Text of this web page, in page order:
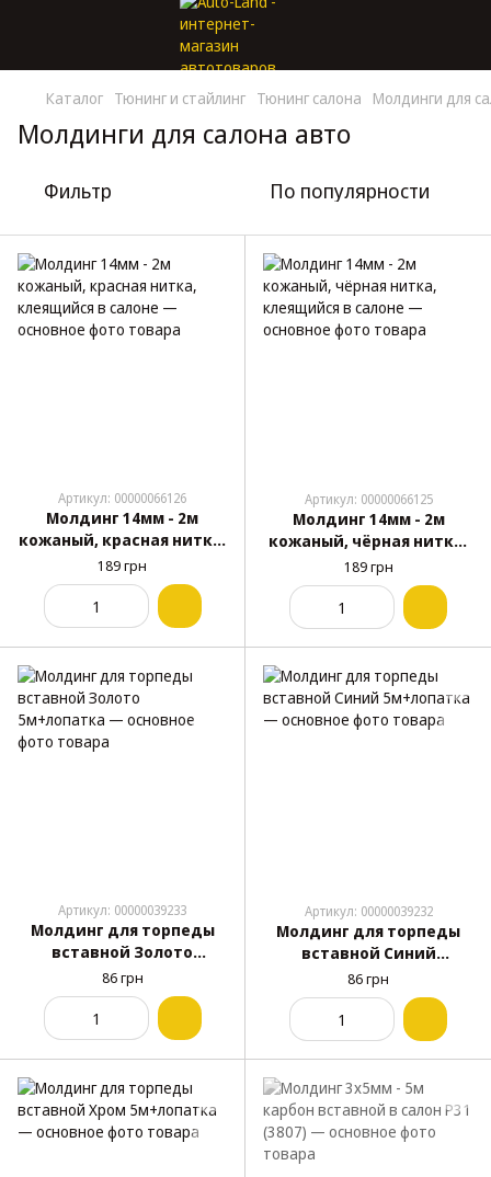
Каталог Тюнинг и стайлинг Тюнинг салона Молдинги для
Молдинги для салона авто
Фильтр По популярности
Артикул: 00000066126
Молдинг 14мм - 2м
кожаный, красная нитка,
клеящийся в салоне
189 грн
Артикул: 00000066125
Молдинг 14мм - 2м
кожаный, чёрная нитка,
клеящийся в салоне
189 грн
Артикул: 00000039233
Молдинг для торпеды
вставной Золото
5м+лопатка
86 грн
Артикул: 00000039232
Молдинг для торпеды
вставной Синий
5м+лопатка
86 грн